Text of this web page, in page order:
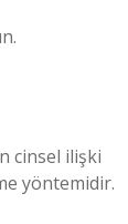
cinsel ilişki
yöntemidir.